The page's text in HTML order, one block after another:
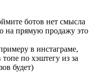
ботов нет смысла
на прямую продажу это
в инстаграме,
топе по хэштегу из за
будет)